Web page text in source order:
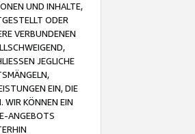
UND INHALTE,
ODER
VERBUNDENEN
JEGLICHE
EIN, DIE
WIR KÖNNEN EIN
ANGEBOTS